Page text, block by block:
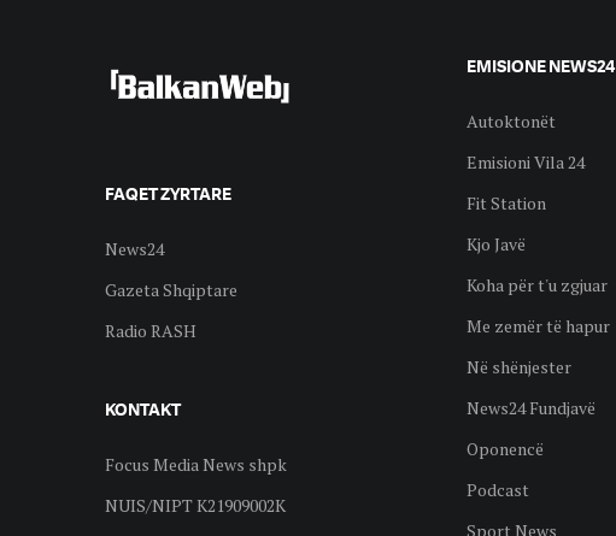
FAQET ZYRTARE
News24
Gazeta Shqiptare
Radio RASH
KONTAKT
Focus Media News shpk
NUIS/NIPT K21909002K
EMISIONE NEWS24
Autoktonët
Emisioni Vila 24
Fit Station
Kjo Javë
Koha për t'u zgjuar
Me zemër të hapur
Në shënjester
News24 Fundjavë
Oponencë
Podcast
Sport News